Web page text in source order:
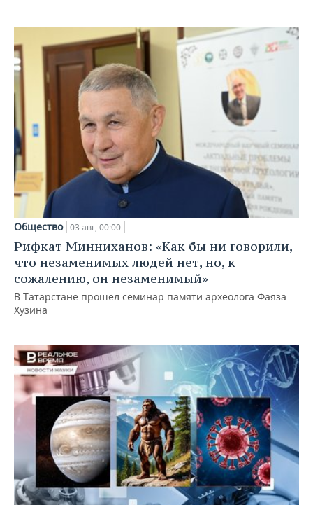
Общество 03 авг, 00:00
Рифкат Минниханов: «Как бы ни говорили,
что незаменимых людей нет, но, к
сожалению, он незаменимый»
В Татарстане прошел семинар памяти археолога Фаяза
Хузина